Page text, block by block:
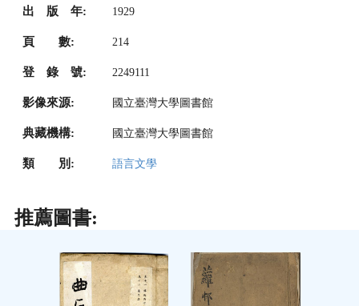
出 版 年: 1929
頁 數: 214
登 錄 號: 2249111
影像來源: 國立臺灣大學圖書館
典藏機構: 國立臺灣大學圖書館
類 別: 語言文學
推薦圖書: